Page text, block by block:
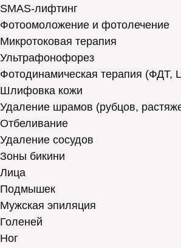
SMAS-лифтинг
Фотоомоложение и фотолечение
Микротоковая терапия
Ультрафонофорез
Фотодинамическая терапия (ФДТ,
Шлифовка кожи
Удаление шрамов (рубцов,
Отбеливание
Удаление сосудов
Зоны бикини
Лица
Подмышек
Мужская эпиляция
Голеней
Ног